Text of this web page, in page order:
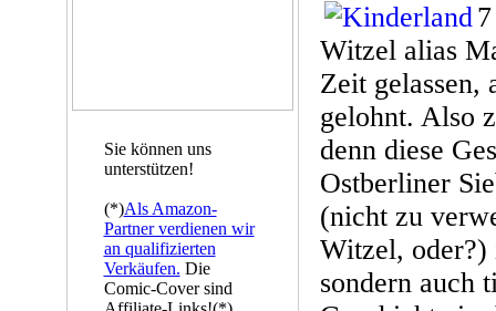
Sie können uns
unterstützen!
(*)Als Amazon-
Partner verdienen wir
an qualifizierten
Verkäufen. Die
Comic-Cover sind
Witzel alias
Zeit gelassen,
gelohnt. Also
denn diese
Ostberliner
(nicht zu
Witzel, oder?)
sondern auch